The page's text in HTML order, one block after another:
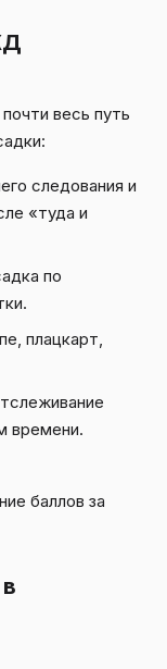
весь путь
следования и
«туда и
по
плацкарт,
времени.
баллов за